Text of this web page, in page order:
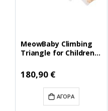
MeowBaby Climbing
Triangle for Children
(ZZWDA001)
(MEBZZWDA001)
180,90 €
ΑΓΟΡΆ